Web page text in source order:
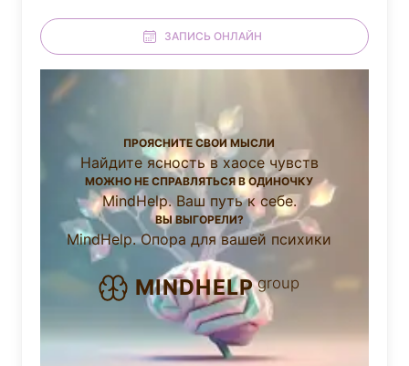
ЗАПИСЬ ОНЛАЙН
ПРОЯСНИТЕ СВОИ МЫСЛИ
Найдите ясность в хаосе чувств
МОЖНО НЕ СПРАВЛЯТЬСЯ В ОДИНОЧКУ
MindHelp. Ваш путь к себе.
ВЫ ВЫГОРЕЛИ?
MindHelp. Опора для вашей психики
MINDHELP group